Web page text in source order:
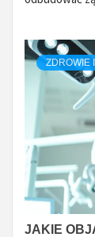
ZDROWIE
JAKIE